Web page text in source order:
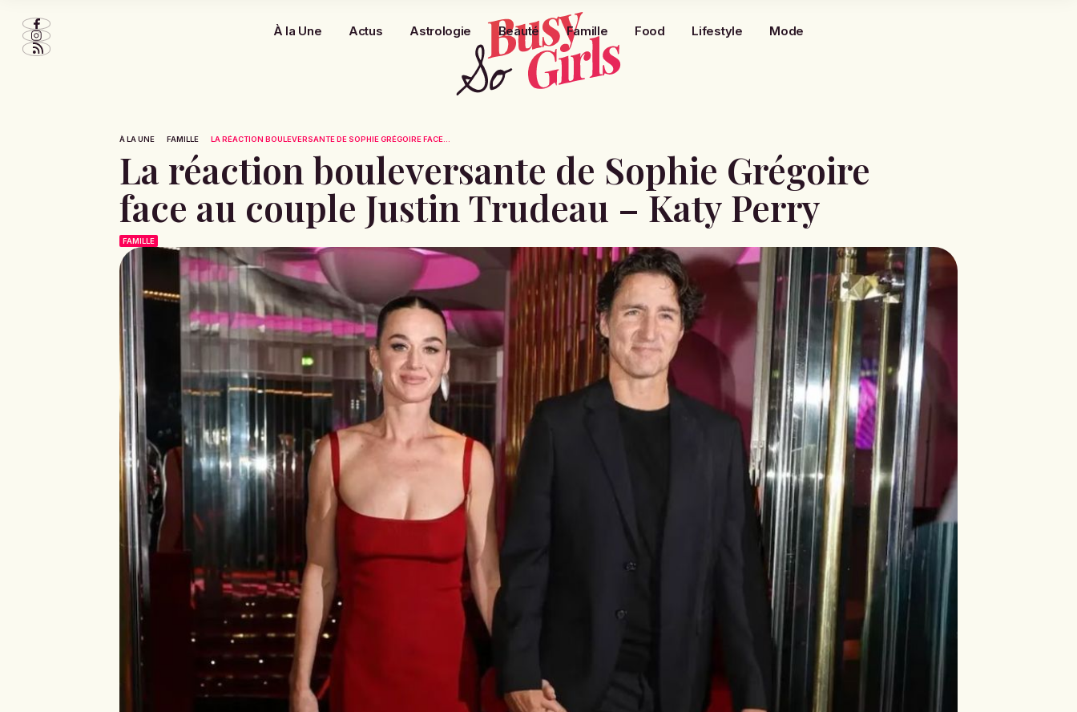
À la Une Actus Astrologie Beauté Famille Food Lifestyle Mode
À LA UNE FAMILLE LA RÉACTION BOULEVERSANTE DE SOPHIE GRÉGOIRE FACE...
La réaction bouleversante de Sophie Grégoire
face au couple Justin Trudeau – Katy Perry
FAMILLE